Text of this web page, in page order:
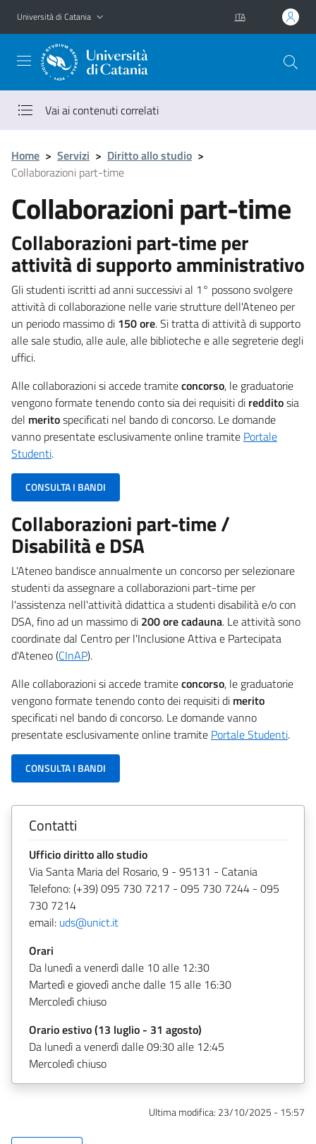
Vai al contenuto principale
Vai al menu di navigazione
Università di Catania ITA
Vai ai contenuti correlati
Home > Servizi > Diritto allo studio >
Collaborazioni part-time
Collaborazioni part-time
Collaborazioni part-time per
attività di supporto amministrativo
Gli studenti iscritti ad anni successivi al 1° possono svolgere
attività di collaborazione nelle varie strutture dell'Ateneo per
un periodo massimo di 150 ore. Si tratta di attività di supporto
alle sale studio, alle aule, alle biblioteche e alle segreterie degli
uffici.
Alle collaborazioni si accede tramiteconcorso, le graduatorie
vengono formate tenendo conto sia dei requisiti di redditosia
del meritospecificati nel bando di concorso. Le domande
vanno presentate esclusivamente online tramite Portale
Studenti.
CONSULTA I BANDI
Collaborazioni part-time /
Disabilità e DSA
L'Ateneo bandisce annualmente un concorso per selezionare
studenti da assegnare a collaborazioni part-time per
l'assistenza nell'attività didattica a studenti disabilità e/o con
DSA, fino ad un massimo di 200 orecadauna. Le attività sono
coordinate dal Centro per l'Inclusione Attiva e Partecipata
d'Ateneo (CInAP).
Alle collaborazioni si accede tramiteconcorso, le graduatorie
vengono formate tenendo conto dei requisiti di merito
specificati nel bando di concorso. Le domande vanno
presentate esclusivamente online tramite Portale Studenti.
CONSULTA I BANDI
Contatti
Ufficio diritto allo studio
Via Santa Maria del Rosario, 9 - 95131 - Catania
Telefono: (+39) 095 730 7217 - 095 730 7244 - 095
730 7214
email: uds@unict.it
Orari
Da lunedì a venerdì dalle 10 alle 12:30
Martedì e giovedì anche dalle 15 alle 16:30
Mercoledì chiuso
Orario estivo (13 luglio - 31 agosto)
Da lunedì a venerdì dalle 09:30 alle 12:45
Mercoledì chiuso
Ultima modifica: 23/10/2025 - 15:57